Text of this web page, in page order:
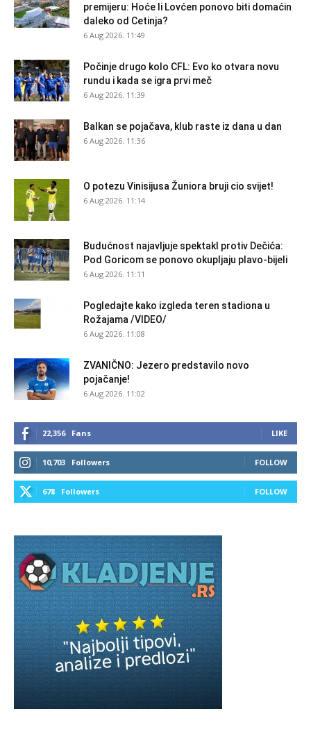
premijeru: Hoće li Lovćen ponovo biti domaćin
daleko od Cetinja?
6 Aug 2026. 11:49
Počinje drugo kolo CFL: Evo ko otvara novu
rundu i kada se igra prvi meč
6 Aug 2026. 11:39
Balkan se pojačava, klub raste iz dana u dan
6 Aug 2026. 11:36
O potezu Vinisijusa Žuniora bruji cio svijet!
6 Aug 2026. 11:14
Budućnost najavljuje spektakl protiv Dečića:
Pod Goricom se ponovo okupljaju plavo-bijeli
6 Aug 2026. 11:11
Pogledajte kako izgleda teren stadiona u
Rožajama /VIDEO/
6 Aug 2026. 11:08
ZVANIČNO: Jezero predstavilo novo
pojačanje!
6 Aug 2026. 11:02
22,356 Fans LIKE
10,703 Followers FOLLOW
678 Followers FOLLOW